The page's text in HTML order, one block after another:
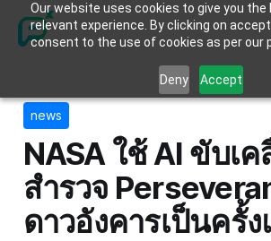
Our website uses cookies to give you
relevant experience. By clicking on
consent to the use of cookies as per our
Deny Accept
news
NASA ใช้ AI ขับเ
สำรวจ
ดาวอังคารเป็นครั้